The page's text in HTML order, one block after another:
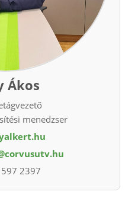
Ákos
menedzser
2397